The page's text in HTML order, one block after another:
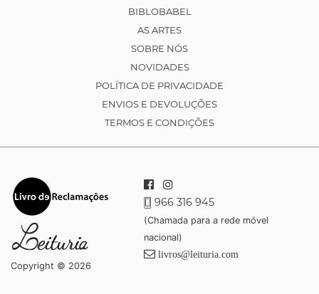
BIBLOBABEL
AS ARTES
SOBRE NÓS
NOVIDADES
POLÍTICA DE PRIVACIDADE
ENVIOS E DEVOLUÇÕES
TERMOS E CONDIÇÕES
Copyright © 2026
966 316 945
(Chamada para a rede móvel
nacional)
livros@leituria.com